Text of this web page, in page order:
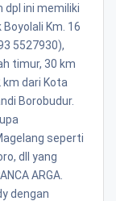
dpl ini memiliki
Km. 16
5527930),
timur, 30 km
km dari Kota
Borobudur.
seperti
dll yang
ARGA.
dengan